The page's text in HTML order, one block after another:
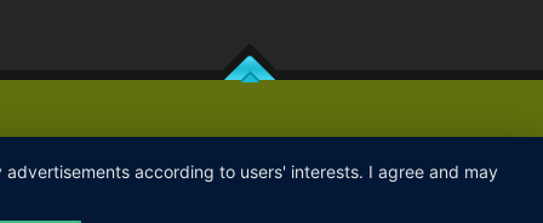
according to users' interests. I agree and may